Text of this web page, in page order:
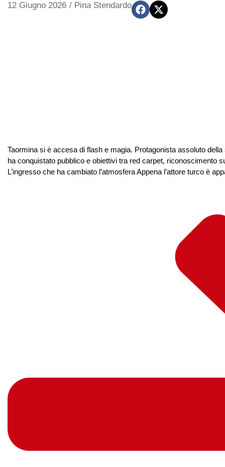
12 Giugno 2026 / Pina Stendardo
Taormina si è accesa di flash e magia. Protagonista assoluto
ha conquistato pubblico e obiettivi tra red carpet, riconoscimento
L’ingresso che ha cambiato l’atmosfera Appena l’attore turco è